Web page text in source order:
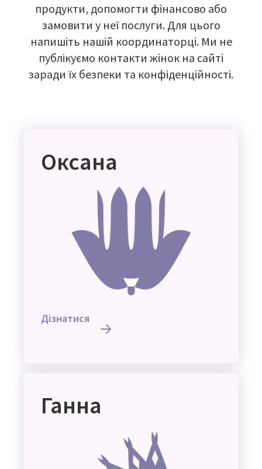
продукти, допомогти фінансово або
замовити у неї послуги. Для цього
напишіть нашій координаторці. Ми не
публікуємо контакти жінок на сайті
заради їх безпеки та конфіденційності.
Оксана
Дізнатися
Ганна